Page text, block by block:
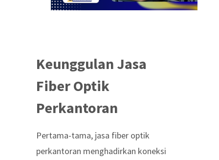
Keunggulan Jasa
Fiber Optik
Perkantoran
Pertama-tama, jasa fiber optik
perkantoran menghadirkan koneksi